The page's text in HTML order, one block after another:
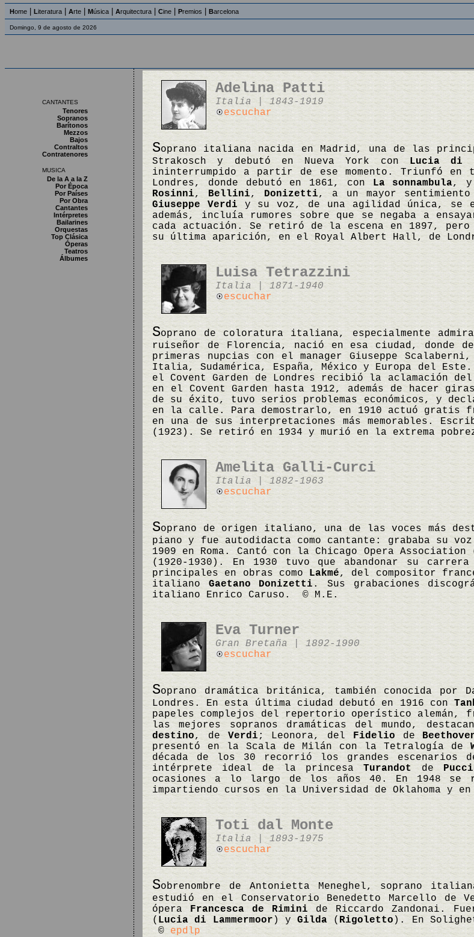
Home Literatura Arte Música Arquitectura Cine Premios Barcelona
Domingo, 9 de agosto de 2026
CANTANTES
Tenores
Sopranos
Barítonos
Mezzos
Bajos
Contraltos
Contratenores
MUSICA
De la A a la Z
Por Época
Por Países
Por Obra
Cantantes
Intérpretes
Bailarines
Orquestas
Top Clásica
Óperas
Teatros
Álbumes
Adelina Patti
Italia | 1843-1919
escuchar
Soprano italiana nacida en Madrid, una de las
Strakosch y debutó en Nueva York conLucia di
ininterrumpido a partir de ese momento. Triunfó en
Londres, donde debutó en 1861, con La sonnambula, y
Rosinni, Bellini, Donizetti, a un mayor
Giuseppe Verdi y su voz, de una agilidad única, se
además, incluía rumores sobre que se negaba a
cada actuación. Se retiró de la escena en 1897,
su última aparición, en el Royal Albert Hall, de
Luisa Tetrazzini
Italia | 1871-1940
escuchar
Soprano de coloratura italiana, especialmente
ruiseñor de Florencia, nació en esa ciudad, donde
primeras nupcias con el manager Giuseppe
Italia, Sudamérica, España, México y Europa del
el Covent Garden de Londres recibió la aclamación
en el Covent Garden hasta 1912, además de hacer
de su éxito, tuvo serios problemas económicos, y
en la calle. Para demostrarlo, en 1910 actuó
en una de sus interpretaciones más memorables.
(1923). Se retiró en 1934 y murió en la extrema
Amelita Galli-Curci
Italia | 1882-1963
escuchar
Soprano de origen italiano, una de las voces más
piano y fue autodidacta como cantante: grababa su
1909 en Roma. Cantó con la Chicago Opera
(1920-1930). En 1930 tuvo que abandonar su
principales en obras como Lakmé, del compositor
italianoGaetano Donizetti. Sus grabaciones
italiano Enrico Caruso. © M.E.
Eva Turner
Gran Bretaña | 1892-1990
escuchar
Soprano dramática británica, también conocida por
Londres. En esta última ciudad debutó en 1916 con
papeles complejos del repertorio operístico alemán,
las mejores sopranos dramáticas del mundo,
destino, de Verdi; Leonora, delFidelio de
presentó en la Scala de Milán con la Tetralogía de
década de los 30 recorrió los grandes escenarios
intérprete ideal de la princesaTurandot de
ocasiones a lo largo de los años 40. En 1948 se
impartiendo cursos en la Universidad de Oklahoma y
Toti dal Monte
Italia | 1893-1975
escuchar
Sobrenombre de Antonietta Meneghel, soprano
estudió en el Conservatorio Benedetto Marcello de
óperaFrancesca de Rimini de Riccardo Zandonai.
( Lucia di Lammermoor ) yGilda( Rigoletto ). En
© epdlp